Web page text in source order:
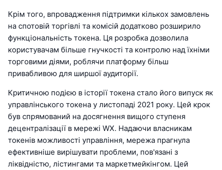
Крім того, впровадження підтримки кількох замовлень
на спотовій торгівлі та комісій додатково розширило
функціональність токена. Ця розробка дозволила
користувачам більше гнучкості та контролю над їхніми
торговими діями, роблячи платформу більш
привабливою для ширшої аудиторії.
Критичною подією в історії токена стало його випуск як
управлінського токена у листопаді 2021 року. Цей крок
був спрямований на досягнення вищого ступеня
децентралізації в мережі WX. Надаючи власникам
токенів можливості управління, мережа прагнула
ефективніше вирішувати проблеми, пов'язані з
ліквідністю, лістингами та маркетмейкінгом. Цей